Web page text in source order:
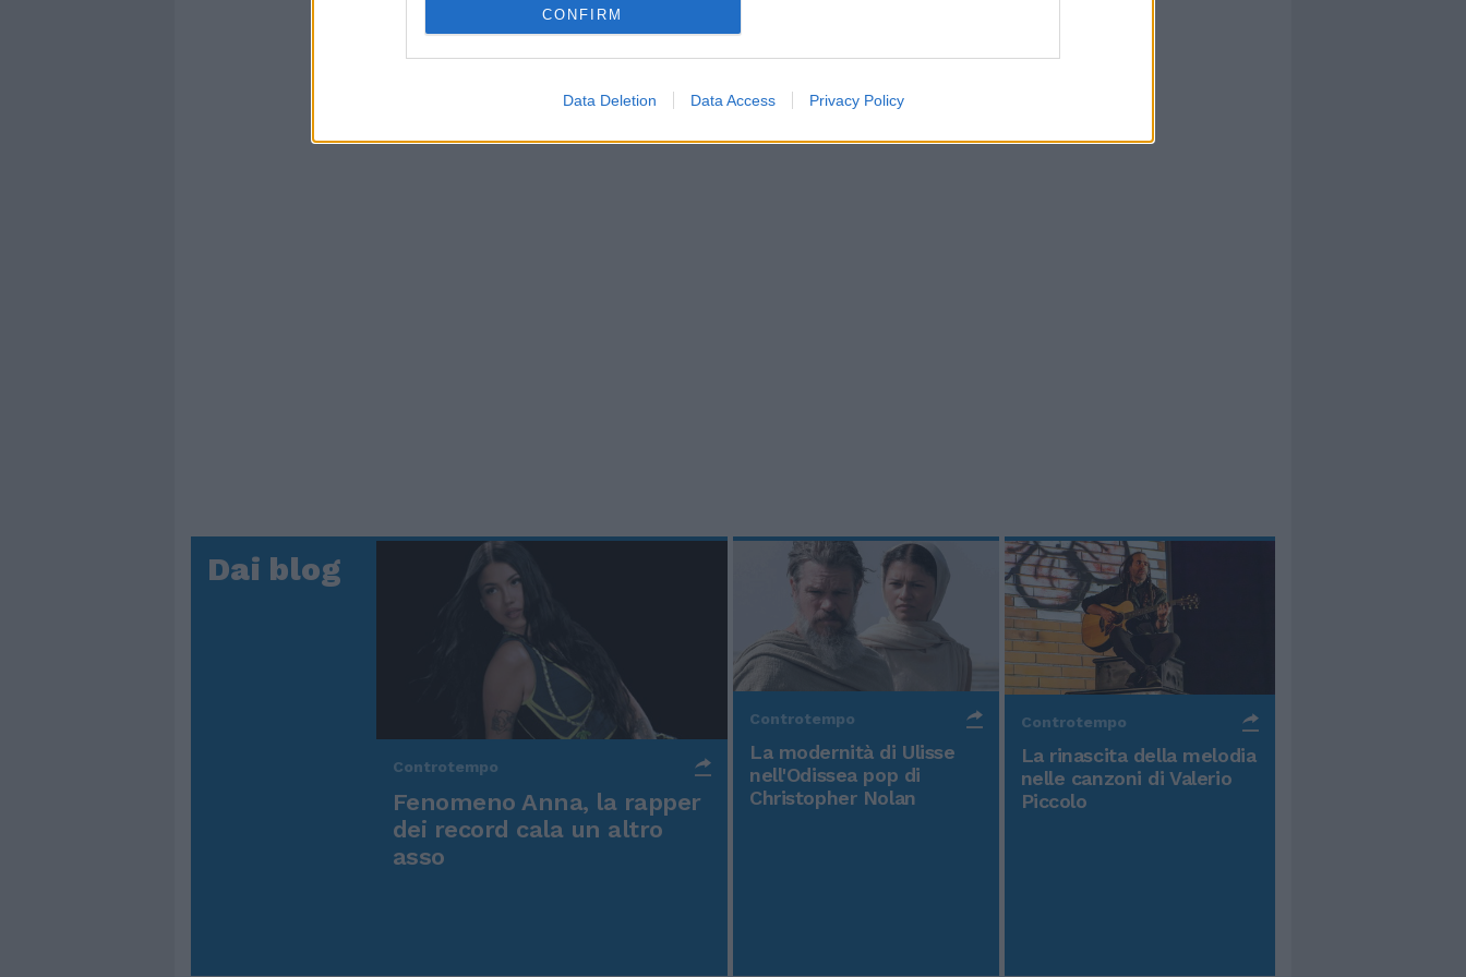
CONFIRM
Data Deletion Data Access Privacy Policy
Dai blog
Controtempo
Fenomeno Anna, la rapper
dei record cala un altro
asso
Controtempo
La modernità di Ulisse
nell'Odissea pop di
Christopher Nolan
Controtempo
La rinascita della melodia
nelle canzoni di Valerio
Piccolo